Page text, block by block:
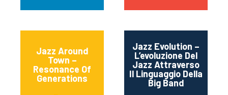
Jazz Around
Town –
Resonance Of
Generations
Jazz Evolution –
L’evoluzione Del
Jazz Attraverso
Il Linguaggio Della
Big Band